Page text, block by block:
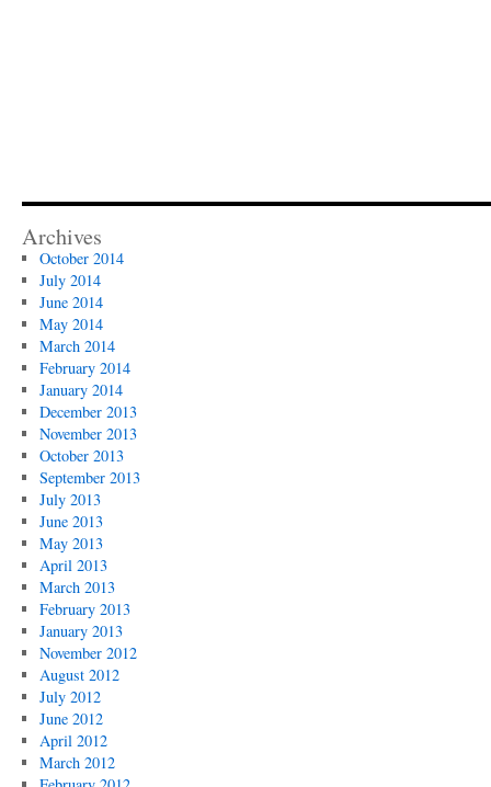
Archives
October 2014
July 2014
June 2014
May 2014
March 2014
February 2014
January 2014
December 2013
November 2013
October 2013
September 2013
July 2013
June 2013
May 2013
April 2013
March 2013
February 2013
January 2013
November 2012
August 2012
July 2012
June 2012
April 2012
March 2012